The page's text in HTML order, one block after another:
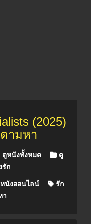
(2025)
ามหา
ดูหนังทั้งหมด
ดู
รัก
นังออนไลน์
รัก
า